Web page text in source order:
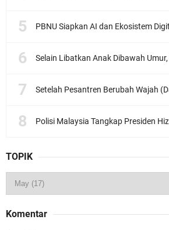
PBNU Siapkan AI dan Ekosistem Digital "Satu Ranah Digital untuk
Selain Libatkan Anak Dibawah Umur, Aksi Ganyang Komunis Jadi Sorotan
Setelah Pesantren Berubah Wajah
Polisi Malaysia Tangkap Presiden Hizbut
TOPIK
Komentar